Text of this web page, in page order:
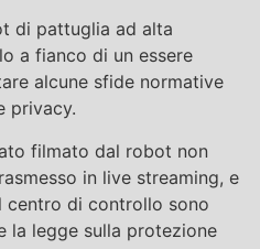
di pattuglia ad alta
a fianco di un essere
alcune sfide normative
privacy.
filmato dal robot non
in live streaming, e
centro di controllo sono
la legge sulla protezione